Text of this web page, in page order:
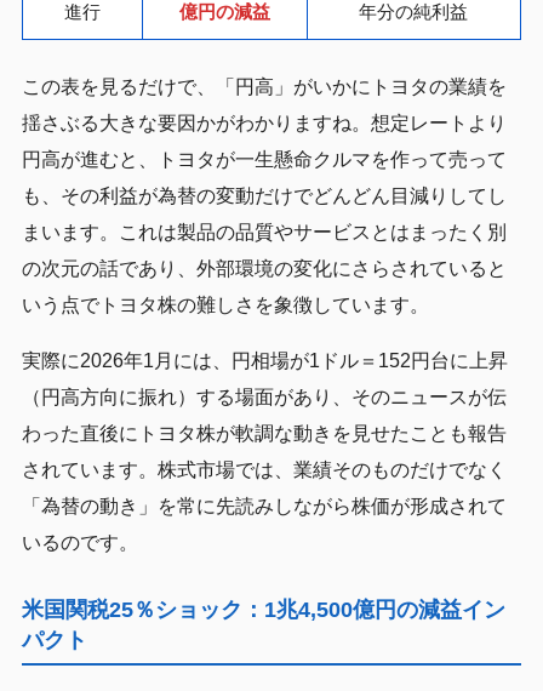
進行
億円の減益
年分の純利益
この表を見るだけで、「円高」がいかにトヨタの業績を
揺さぶる大きな要因かがわかりますね。想定レートより
円高が進むと、トヨタが一生懸命クルマを作って売って
も、その利益が為替の変動だけでどんどん目減りしてし
まいます。これは製品の品質やサービスとはまったく別
の次元の話であり、外部環境の変化にさらされていると
いう点でトヨタ株の難しさを象徴しています。
実際に2026年1月には、円相場が1ドル＝152円台に上昇
（円高方向に振れ）する場面があり、そのニュースが伝
わった直後にトヨタ株が軟調な動きを見せたことも報告
されています。株式市場では、業績そのものだけでなく
「為替の動き」を常に先読みしながら株価が形成されて
いるのです。
米国関税25％ショック：1兆4,500億円の減益イン
パクト